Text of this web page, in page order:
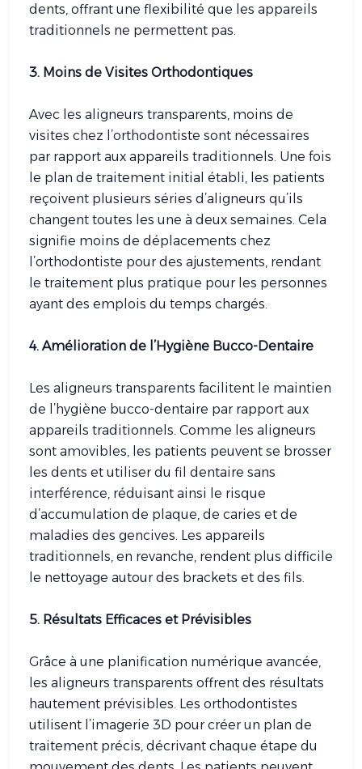
dents, offrant une flexibilité que les appareils
traditionnels ne permettent pas.
3. Moins de Visites Orthodontiques
Avec les aligneurs transparents, moins de
visites chez l’orthodontiste sont nécessaires
par rapport aux appareils traditionnels. Une fois
le plan de traitement initial établi, les patients
reçoivent plusieurs séries d’aligneurs qu’ils
changent toutes les une à deux semaines. Cela
signifie moins de déplacements chez
l’orthodontiste pour des ajustements, rendant
le traitement plus pratique pour les personnes
ayant des emplois du temps chargés.
4. Amélioration de l’Hygiène Bucco-Dentaire
Les aligneurs transparents facilitent le maintien
de l’hygiène bucco-dentaire par rapport aux
appareils traditionnels. Comme les aligneurs
sont amovibles, les patients peuvent se brosser
les dents et utiliser du fil dentaire sans
interférence, réduisant ainsi le risque
d’accumulation de plaque, de caries et de
maladies des gencives. Les appareils
traditionnels, en revanche, rendent plus difficile
le nettoyage autour des brackets et des fils.
5. Résultats Efficaces et Prévisibles
Grâce à une planification numérique avancée,
les aligneurs transparents offrent des résultats
hautement prévisibles. Les orthodontistes
utilisent l’imagerie 3D pour créer un plan de
traitement précis, décrivant chaque étape du